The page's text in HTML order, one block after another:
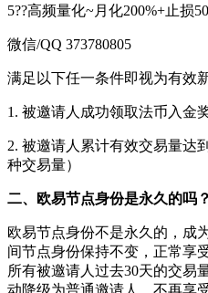
5??高频量化~月化200%+止损
微信/QQ 373780805
满足以下任一条件即视为有效
1. 被邀请人成功领取法币入金
2. 被邀请人累计有效交易量达
种交易量）
二、欧易节点身份是永久的吗？
欧易节点身份不是永久的，成
间节点身份保持不变，正常享
所有被邀请人过去30天的交易
动降级为普通邀请人，不再享